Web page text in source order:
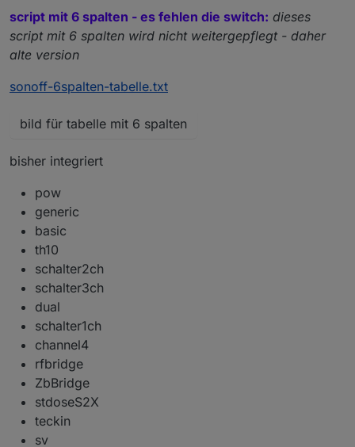
script mit 6 spalten - es fehlen die switch: dieses
script mit 6 spalten wird nicht weitergepflegt - daher
alte version
sonoff-6spalten-tabelle.txt
bild für tabelle mit 6 spalten
bisher integriert
pow
generic
basic
th10
schalter2ch
schalter3ch
dual
schalter1ch
channel4
rfbridge
ZbBridge
stdoseS2X
teckin
sv